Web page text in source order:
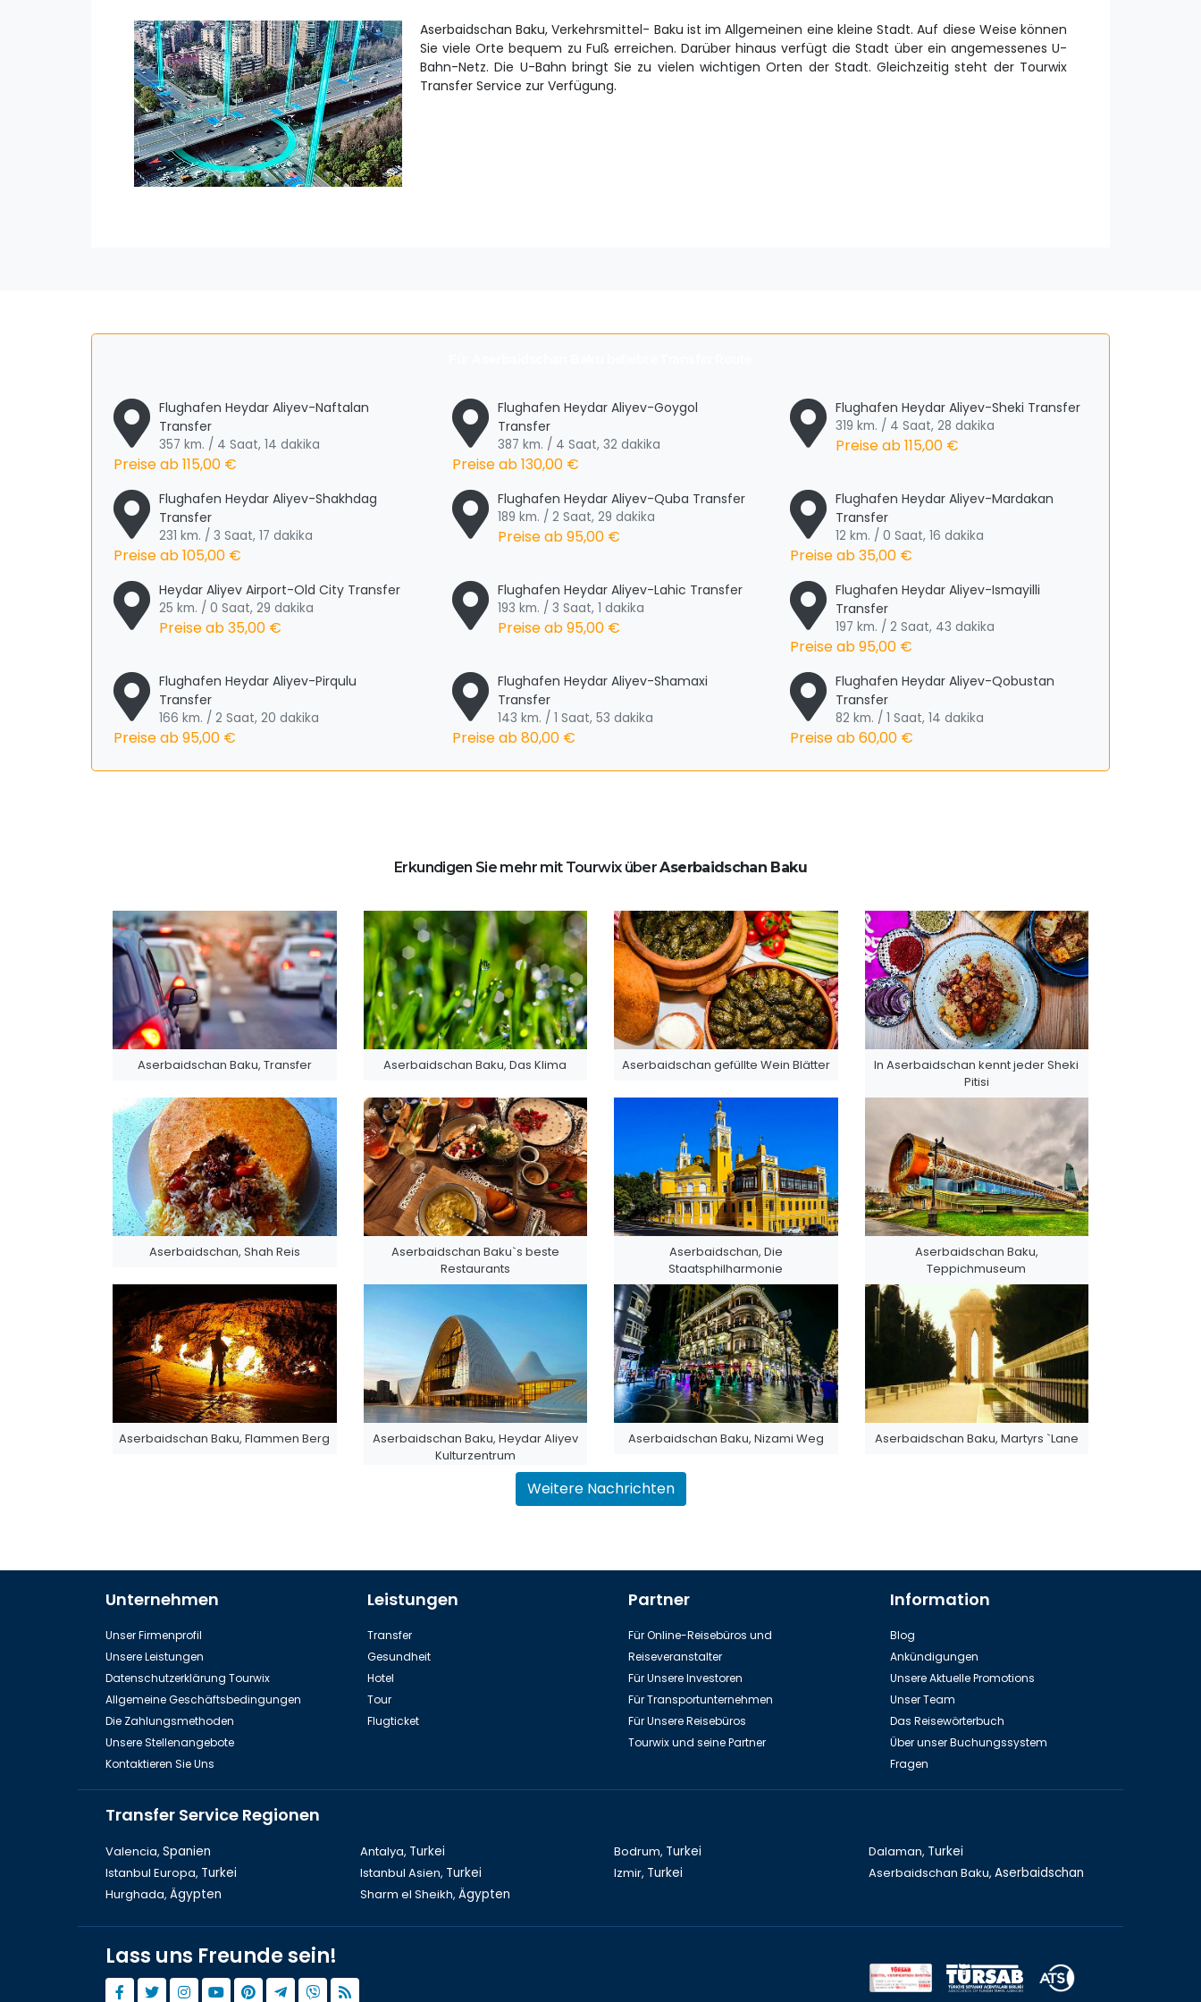
Aserbaidschan Baku, Verkehrsmittel- Baku ist im Allgemeinen eine kleine Stadt. Auf diese Weise können
Sie viele Orte bequem zu Fuß erreichen. Darüber hinaus verfügt die Stadt über ein angemessenes U-
Bahn-Netz. Die U-Bahn bringt Sie zu vielen wichtigen Orten der Stadt. Gleichzeitig steht der Tourwix
Transfer Service zur Verfügung.
Flughafen Heydar Aliyev-Naftalan
Transfer
357 km. / 4 Saat, 14 dakika
Preise ab115,00 €
Flughafen Heydar Aliyev-Goygol
Transfer
387 km. / 4 Saat, 32 dakika
Preise ab130,00 €
Flughafen Heydar Aliyev-Sheki Transfer
319 km. / 4 Saat, 28 dakika
Preise ab115,00 €
Flughafen Heydar Aliyev-Shakhdag
Transfer
231 km. / 3 Saat, 17 dakika
Preise ab105,00 €
Flughafen Heydar Aliyev-Quba Transfer
189 km. / 2 Saat, 29 dakika
Preise ab95,00 €
Flughafen Heydar Aliyev-Mardakan
Transfer
12 km. / 0 Saat, 16 dakika
Preise ab35,00 €
Heydar Aliyev Airport-Old City Transfer
25 km. / 0 Saat, 29 dakika
Preise ab35,00 €
Flughafen Heydar Aliyev-Lahic Transfer
193 km. / 3 Saat, 1 dakika
Preise ab95,00 €
Flughafen Heydar Aliyev-Ismayilli
Transfer
197 km. / 2 Saat, 43 dakika
Preise ab95,00 €
Flughafen Heydar Aliyev-Pirqulu
Transfer
166 km. / 2 Saat, 20 dakika
Preise ab95,00 €
Flughafen Heydar Aliyev-Shamaxi
Transfer
143 km. / 1 Saat, 53 dakika
Preise ab80,00 €
Flughafen Heydar Aliyev-Qobustan
Transfer
82 km. / 1 Saat, 14 dakika
Preise ab60,00 €
Erkundigen Sie mehr mit Tourwix überAserbaidschan Baku
Aserbaidschan Baku, Transfer Aserbaidschan Baku, Das Klima Aserbaidschan gefüllte Wein Blätter
In Aserbaidschan kennt jeder Sheki
Pitisi
Aserbaidschan, Shah Reis
Aserbaidschan Baku`s beste
Restaurants
Aserbaidschan, Die
Staatsphilharmonie
Aserbaidschan Baku,
Teppichmuseum
Aserbaidschan Baku, Flammen Berg
Aserbaidschan Baku, Heydar Aliyev
Kulturzentrum
Aserbaidschan Baku, Nizami Weg Aserbaidschan Baku, Martyrs `Lane
Staatsflaggenplatz
Aserbaidschan Baku, Ateshgah
Weitere Nachrichten
Unternehmen
Unser Firmenprofil
Unsere Leistungen
Datenschutzerklärung Tourwix
Allgemeine Geschäftsbedingungen
Die Zahlungsmethoden
Unsere Stellenangebote
Kontaktieren Sie Uns
Leistungen
Transfer
Gesundheit
Hotel
Tour
Flugticket
Partner
Für Online-Reisebüros und
Reiseveranstalter
Für Unsere Investoren
Für Transportunternehmen
Für Unsere Reisebüros
Tourwix und seine Partner
Information
Blog
Ankündigungen
Unsere Aktuelle Promotions
Unser Team
Das Reisewörterbuch
Über unser Buchungssystem
Fragen
Transfer Service Regionen
Valencia, Spanien Antalya, Turkei Bodrum, Turkei Dalaman, Turkei
Istanbul Europa, Turkei Istanbul Asien, Turkei Izmir, Turkei Aserbaidschan Baku, Aserbaidschan
Hurghada, Ägypten Sharm el Sheikh, Ägypten
Lass uns Freunde sein!